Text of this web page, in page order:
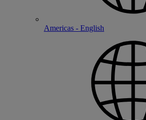
Americas - English